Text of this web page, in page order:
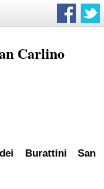
Carlino
Burattini San